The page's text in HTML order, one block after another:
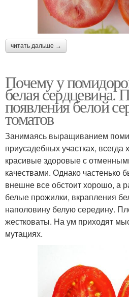
читать дальше →
Почему у
белая сердцевина.
появления белой
томатов
Занимаясь выращиванием
приусадебных участках, всегда
красивые здоровые с
качествами. Однако частенько
внешне все обстоит хорошо, а
белые прожилки, вкрапления
наполовину белую середину.
жестковаты. На ум приходят
мутациях.